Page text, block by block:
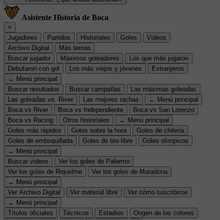
Asistente Historia de Boca
×
Jugadores
Partidos Historiales Goles
Videos
Archivo Digital
Más temas
Buscar jugador
Máximos goleadores
Los que más jugaron
Debutaron con gol
Los más viejos y jóvenes
Extranjeros
← Menú principal
Buscar resultados
Buscar campañas
Las máximas goleadas
Las goleadas vs. River
Las mejores rachas
← Menú principal
Boca vs River
Boca vs Independiente
Boca vs San Lorenzo
Boca vs Racing
Otros historiales
← Menú principal
Goles más rápidos
Goles sobre la hora
Goles de chilena
Goles de emboquillada
Goles de tiro libre
Goles olímpicos
← Menú principal
Buscar videos
Ver los goles de Palermo
Ver los goles de Riquelme
Ver los goles de Maradona
← Menú principal
Ver Archivo Digital
Ver material libre
Ver cómo suscribirse
← Menú principal
Títulos oficiales
Técnicos Estadios
Origen de los colores